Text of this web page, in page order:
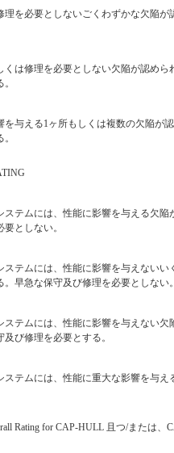
を必要としないごくわずかな欠陥が
は修理を必要としない欠陥が認め
与える1ヶ所もしくは複数の欠陥が
テムには、性能に影響を与える欠
としない。
テムには、性能に影響を与えないい
早急な保守及び修理を必要としない。
テムには、性能に影響を与えない
び修理を必要とする。
テムには、性能に重大な影響を与
Rating for CAP-HULL 且つ/または、